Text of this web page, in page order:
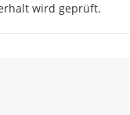
wird geprüft.